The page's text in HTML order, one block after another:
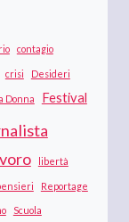
contagio
crisi Desideri
Donna Festival
libertà
Reportage
Scuola